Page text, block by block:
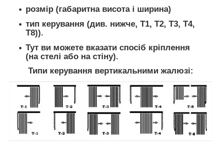
розмір (габаритна висота і ширина)
тип керування (див. нижче, T1, Т2, Т3, Т4,
Т8)).
Тут ви можете вказати спосіб кріплення
(на стелі або на стіну).
Типи керування вертикальними жалюзі: